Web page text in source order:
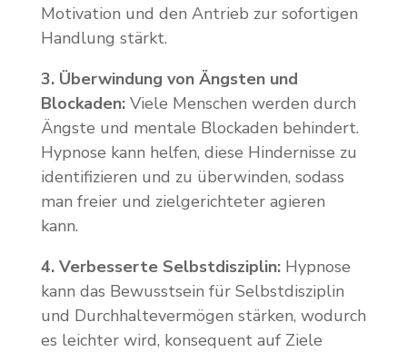
Motivation und den Antrieb zur sofortigen
Handlung stärkt.
3. Überwindung von Ängsten und
Blockaden:Viele Menschen werden durch
Ängste und mentale Blockaden behindert.
Hypnose kann helfen, diese Hindernisse zu
identifizieren und zu überwinden, sodass
man freier und zielgerichteter agieren
kann.
4. Verbesserte Selbstdisziplin:Hypnose
kann das Bewusstsein für Selbstdisziplin
und Durchhaltevermögen stärken, wodurch
es leichter wird, konsequent auf Ziele